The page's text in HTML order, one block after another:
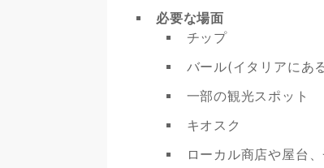
必要な場面
チップ
バール(イタリアにあ
一部の観光スポット
キオスク
ローカル商店や屋台